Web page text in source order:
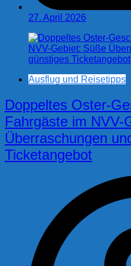
27. April 2026
Ausflug und Reisetipps
Doppeltes Oster-
Fahrgäste im NVV-
Überraschungen
Ticketangebot